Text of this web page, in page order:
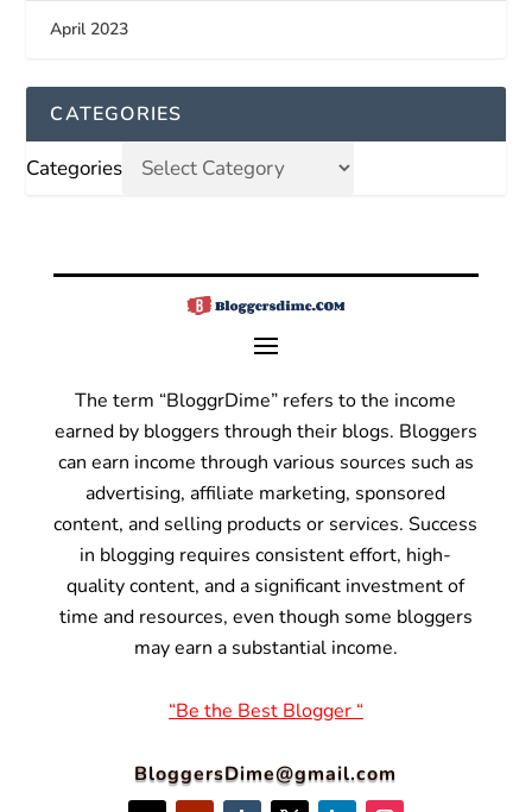
April 2023
CATEGORIES
Categories
The term “BloggrDime” refers to the income
earned by bloggers through their blogs. Bloggers
can earn income through various sources such as
advertising, affiliate marketing, sponsored
content, and selling products or services. Success
in blogging requires consistent effort, high-
quality content, and a significant investment of
time and resources, even though some bloggers
may earn a substantial income.
“Be the Best Blogger “
BloggersDime@gmail.com